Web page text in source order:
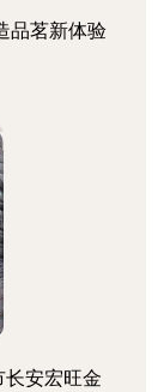
品茗新体验
安宏旺金